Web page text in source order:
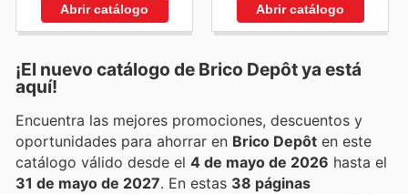
Abrir catálogo Abrir catálogo
¡El nuevo catálogo de Brico Depôtya está
aquí!
Encuentra las mejores promociones, descuentos y
oportunidades para ahorrar en Brico Depôt en este
catálogo válido desde el 4 de mayo de 2026 hasta el
31 de mayo de 2027 . En estas 38 páginas